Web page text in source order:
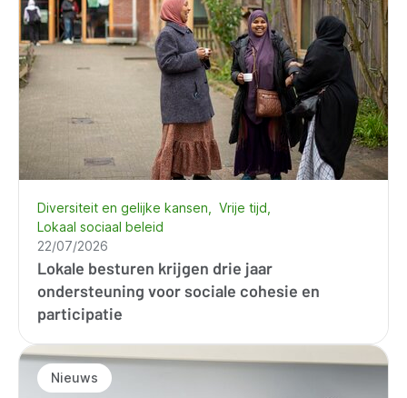
Lokale besturen krijgen drie jaar
ondersteuning voor sociale cohesie en
participatie
Diversiteit en gelijke kansen
Vrije tijd
Lokaal sociaal beleid
22/07/2026
Nieuws